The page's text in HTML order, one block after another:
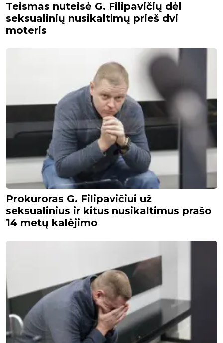
Teismas nuteisė G. Filipavičių dėl
seksualinių nusikaltimų prieš dvi
moteris
Prokuroras G. Filipavičiui už
seksualinius ir kitus nusikaltimus prašo
14 metų kalėjimo